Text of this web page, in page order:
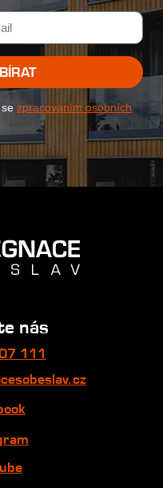
zpracováním osobních
nás
111